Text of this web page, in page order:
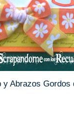
y Abrazos Gordos